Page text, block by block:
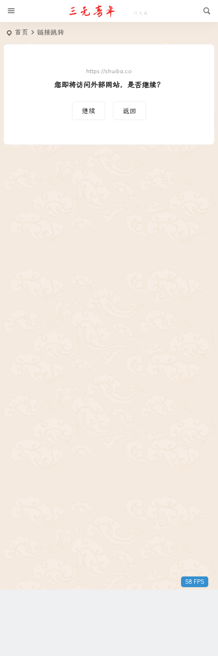
首页 链接跳转
https://shuiba.co
您即将访问外部网站，是否继续？
继续 返回
60 FPS